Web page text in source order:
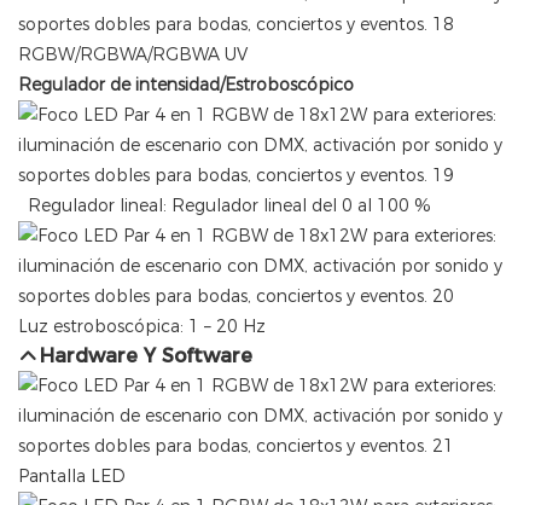
RGBW/RGBWA/RGBWA UV
Regulador de intensidad/Estroboscópico
Regulador lineal: Regulador lineal del 0 al 100 %
Luz estroboscópica: 1 – 20 Hz
Hardware Y Software
Pantalla LED